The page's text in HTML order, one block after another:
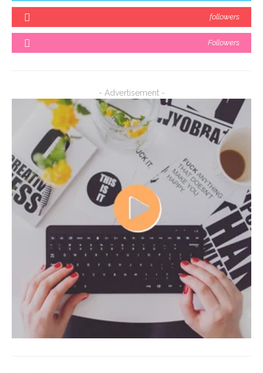
followers
Followers
- Advertisement -